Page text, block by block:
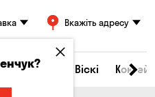
Вкажіть адресу
Вино Віскі